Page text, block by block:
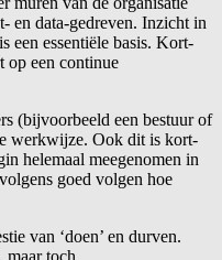
en data-gedreven. Inzicht in
een essentiële basis. Kort-
op een continue
(bijvoorbeeld een bestuur of
werkwijze. Ook dit is kort-
helemaal meegenomen in
goed volgen hoe
van ‘doen’ en durven.